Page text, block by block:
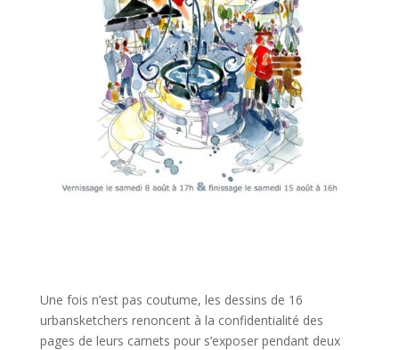
Une fois n’est pas coutume, les dessins de 16
urbansketchers renoncent à la confidentialité des
pages de leurs carnets pour s’exposer pendant deux